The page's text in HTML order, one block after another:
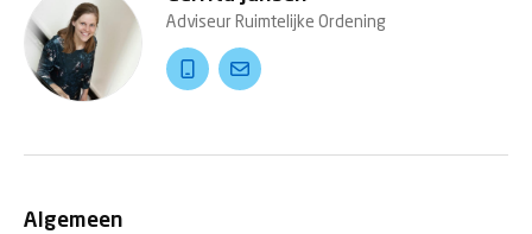
Adviseur Ruimtelijke Ordening
Algemeen